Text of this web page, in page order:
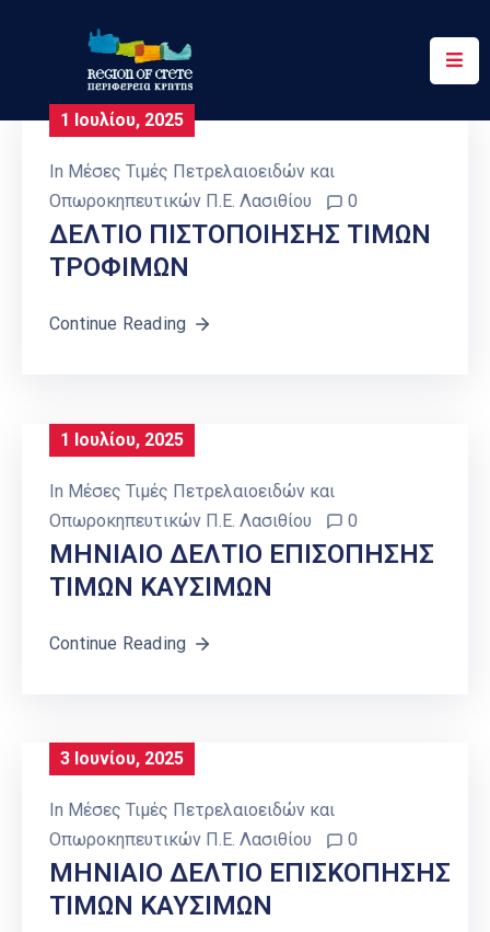
Περιφέρεια
Έργα
Δράσεις
Υπηρεσίες
1 Ιουλίου, 2025
In Μέσες Τιμές Πετρελαιοειδών και
Οπωροκηπευτικών Π.Ε. Λασιθίου
0
ΔΕΛΤΙΟ ΠΙΣΤΟΠΟΙΗΣΗΣ ΤΙΜΩΝ
ΤΡΟΦΙΜΩΝ
Continue Reading
1 Ιουλίου, 2025
In Μέσες Τιμές Πετρελαιοειδών και
Οπωροκηπευτικών Π.Ε. Λασιθίου
0
ΜΗΝΙΑΙΟ ΔΕΛΤΙΟ ΕΠΙΣΟΠΗΣΗΣ
ΤΙΜΩΝ ΚΑΥΣΙΜΩΝ
Continue Reading
3 Ιουνίου, 2025
In Μέσες Τιμές Πετρελαιοειδών και
Οπωροκηπευτικών Π.Ε. Λασιθίου
0
ΜΗΝΙΑΙΟ ΔΕΛΤΙΟ ΕΠΙΣΚΟΠΗΣΗΣ
ΤΙΜΩΝ ΚΑΥΣΙΜΩΝ